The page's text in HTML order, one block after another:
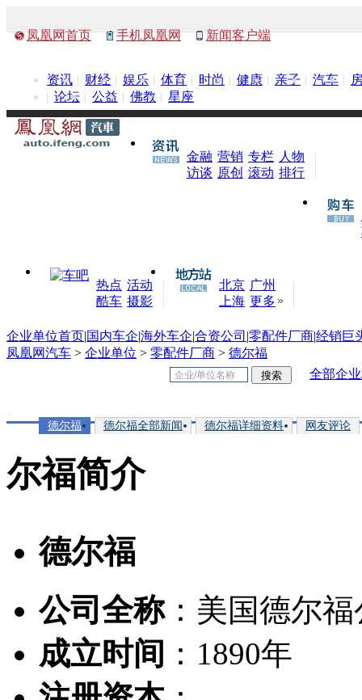
凤凰网首页 手机凤凰网 新闻客户端
资讯 财经 娱乐 体育 时尚 健康 亲子 汽车
论坛
公益 佛教 星座
金融 营销 专栏 人物
访谈 原创 滚动 排行
热点 活动
酷车 摄影
北京 广州
上海 更多
企业单位首页|国内车企|海外车企|合资公司 |零配件厂商|经销巨
凤凰网汽车 > 企业单位 > 零配件厂商 > 德尔福
全部企
德尔福 德尔福全部新闻 德尔福详细资料 网友评论
尔福简介
德尔福
公司全称：美国德尔福
成立时间 ：1890年